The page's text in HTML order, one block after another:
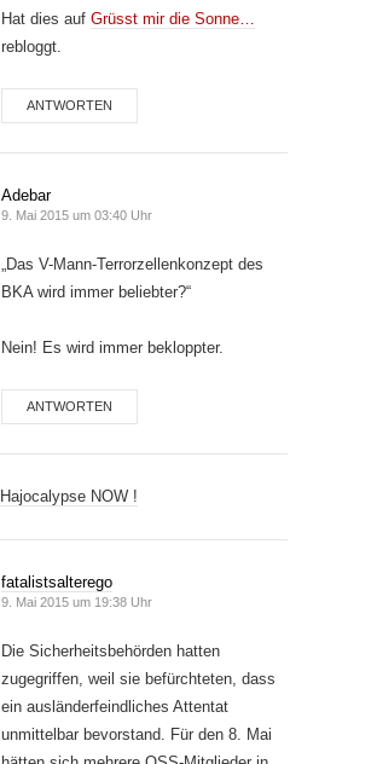
Hat dies auf Grüsst mir die Sonne…
rebloggt.
ANTWORTEN
Adebar
9. Mai 2015 um 03:40 Uhr
„Das V-Mann-Terrorzellenkonzept des
BKA wird immer beliebter?“
Nein! Es wird immer bekloppter.
ANTWORTEN
Hajocalypse NOW !
fatalistsalterego
9. Mai 2015 um 19:38 Uhr
Die Sicherheitsbehörden hatten
zugegriffen, weil sie befürchteten, dass
ein ausländerfeindliches Attentat
unmittelbar bevorstand. Für den 8. Mai